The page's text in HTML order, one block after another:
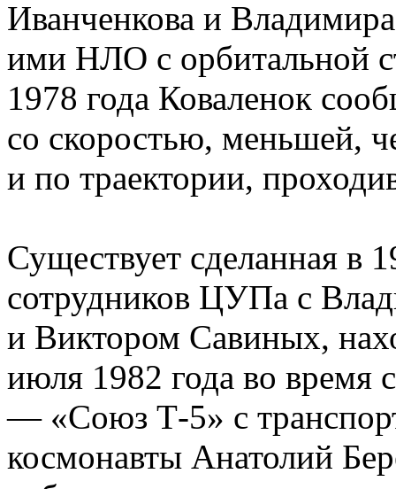
Иванченкова и
ими НЛО с орбитальной
1978 года Коваленок
со скоростью, меньшей,
и по траектории,
Существует сделанная в
сотрудников ЦУПа с
и Виктором Савиных,
июля 1982 года во время
— «Союз Т-5» с
космонавты Анатолий